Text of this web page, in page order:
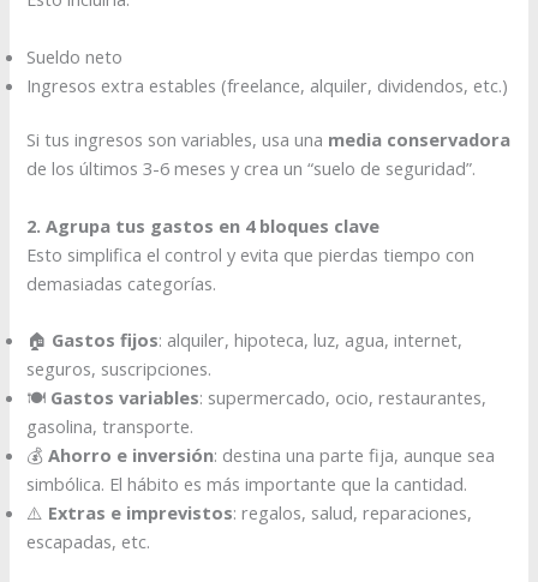
Sueldo neto
Ingresos extra estables (freelance, alquiler, dividendos, etc.)
Si tus ingresos son variables, usa una media conservadora
de los últimos 3-6 meses y crea un “suelo de seguridad”.
2. Agrupa tus gastos en 4 bloques clave
Esto simplifica el control y evita que pierdas tiempo con
demasiadas categorías.
🏠 Gastos fijos: alquiler, hipoteca, luz, agua, internet,
seguros, suscripciones.
🍽️ Gastos variables: supermercado, ocio, restaurantes,
gasolina, transporte.
💰Ahorro e inversión: destina una parte fija, aunque sea
simbólica. El hábito es más importante que la cantidad.
⚠️ Extras e imprevistos: regalos, salud, reparaciones,
escapadas, etc.